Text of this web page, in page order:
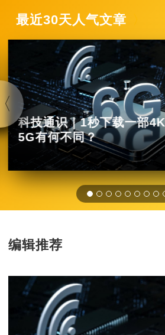
最近30天人气文章
科技通识｜1秒下载一部
5G有何不同？
编辑推荐